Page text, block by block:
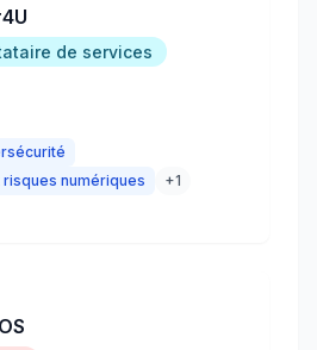
de services
numériques
+1